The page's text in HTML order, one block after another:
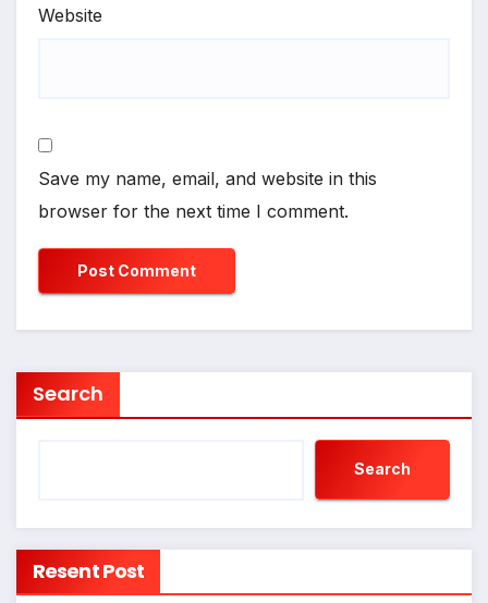
Website
Save my name, email, and website in this
browser for the next time I comment.
Search
Search
Resent Post